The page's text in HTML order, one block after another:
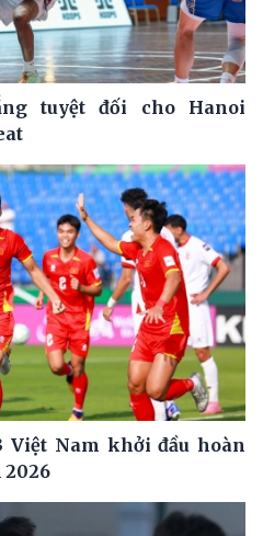
tuyệt đối cho Hanoi
Việt Nam khởi đầu hoàn
2026